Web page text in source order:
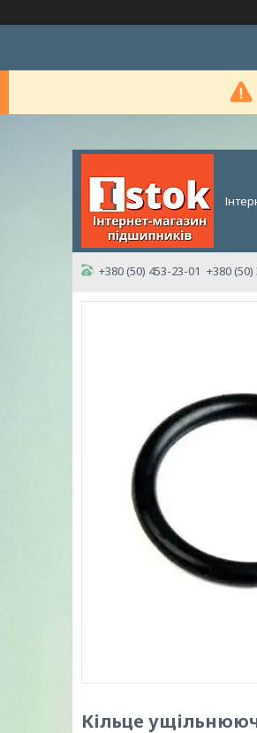
+380 (50) 453-23-01 +380
Кільце